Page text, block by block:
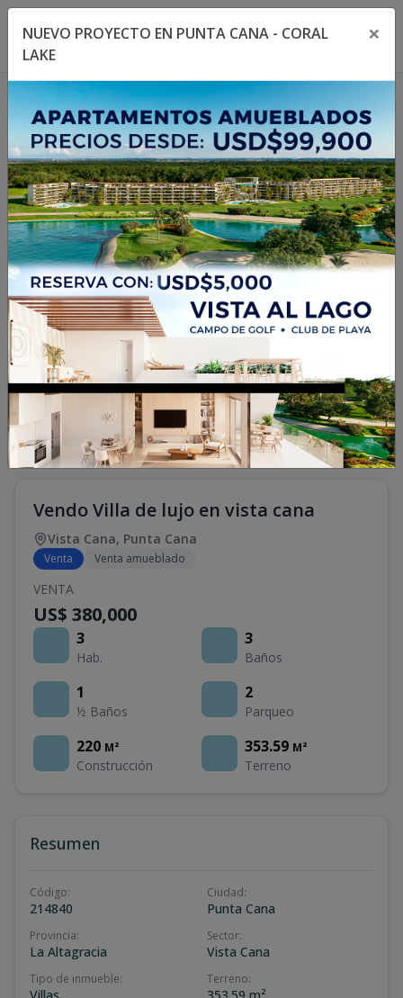
Toggle navigation menu
/16
Vendo Villa de lujo en vista cana
Vista Cana, Punta Cana
Venta Venta amueblado
VENTA
US$ 380,000
3
Hab.
3
Baños
1
½ Baños
2
Parqueo
220 M²
Construcción
353.59 M²
Terreno
Resumen
Código:
214840
Ciudad:
Punta Cana
Provincia:
La Altagracia
Sector:
Vista Cana
Tipo de inmueble: Terreno:
NUEVO PROYECTO EN PUNTA CANA - CORAL
LAKE
×